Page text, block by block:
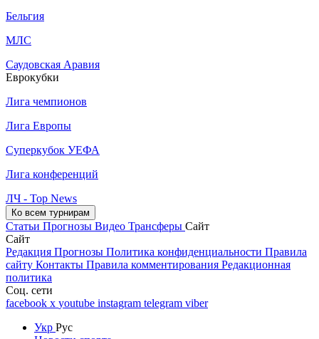
Бельгия
МЛС
Саудовская Аравия
Еврокубки
Лига чемпионов
Лига Европы
Суперкубок УЕФА
Лига конференций
ЛЧ - Top News
Ко всем турнирам
Статьи Прогнозы Видео Трансферы Сайт
Сайт
Редакция Прогнозы Политика конфиденциальности Правила
сайту Контакты Правила комментирования Редакционная
политика
Соц. сети
facebook x youtube instagram telegram viber
Укр Рус